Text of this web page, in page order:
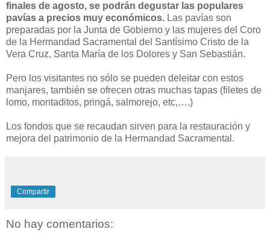
finales de agosto, se podrán degustar las populares
pavías a precios muy económicos. Las pavías son
preparadas por la Junta de Gobierno y las mujeres del Coro
de la Hermandad Sacramental del Santísimo Cristo de la
Vera Cruz, Santa María de los Dolores y San Sebastián.
Pero los visitantes no sólo se pueden deleitar con estos
manjares, también se ofrecen otras muchas tapas (filetes de
lomo, montaditos, pringá, salmorejo, etc,….)
Los fondos que se recaudan sirven para la restauración y
mejora del patrimonio de la Hermandad Sacramental.
Compartir
No hay comentarios: